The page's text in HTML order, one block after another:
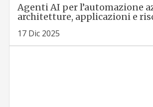
Agenti AI per l’automazione
architetture, applicazioni e
17 Dic 2025